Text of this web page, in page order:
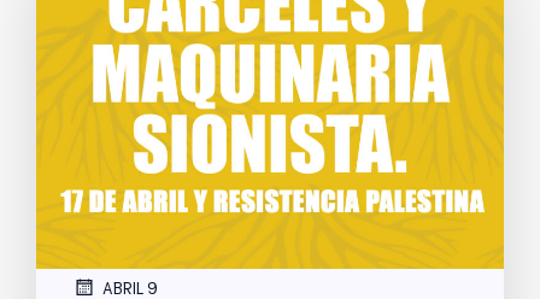
ABRIL 9